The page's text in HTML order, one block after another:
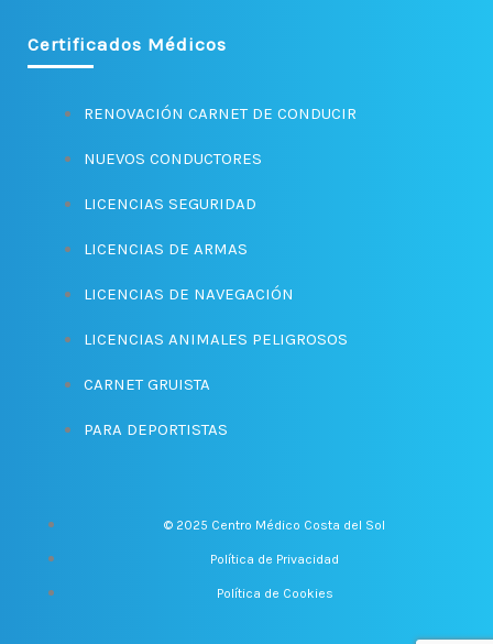
Certificados Médicos
RENOVACIÓN CARNET DE CONDUCIR
NUEVOS CONDUCTORES
LICENCIAS SEGURIDAD
LICENCIAS DE ARMAS
LICENCIAS DE NAVEGACIÓN
LICENCIAS ANIMALES PELIGROSOS
CARNET GRUISTA
PARA DEPORTISTAS
o
k
r
a
© 2025 Centro Médico Costa del Sol
Política de Privacidad
Política de Cookies